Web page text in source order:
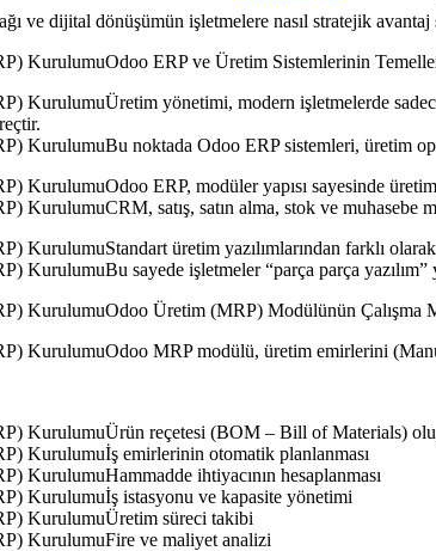
ve dijital dönüşümün işletmelere nasıl stratejik avantaj
KurulumuOdoo ERP ve Üretim Sistemlerinin
KurulumuÜretim yönetimi, modern işletmelerde
KurulumuBu noktada Odoo ERP sistemleri, üretim
KurulumuOdoo ERP, modüler yapısı sayesinde
KurulumuCRM, satış, satın alma, stok ve muhasebe
KurulumuStandart üretim yazılımlarından farklı
KurulumuBu sayede işletmeler “parça parça
KurulumuOdoo Üretim (MRP) Modülünün Çalışma
KurulumuOdoo MRP modülü, üretim emirlerini
KurulumuÜrün reçetesi (BOM – Bill of Materials)
Kurulumuİş emirlerinin otomatik planlanması
KurulumuHammadde ihtiyacının hesaplanması
Kurulumuİş istasyonu ve kapasite yönetimi
KurulumuÜretim süreci takibi
KurulumuFire ve maliyet analizi